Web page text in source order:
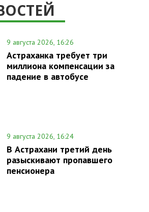
9 августа 2026, 16:26
Астраханка требует три
миллиона компенсации за
падение в автобусе
9 августа 2026, 16:24
В Астрахани третий день
разыскивают пропавшего
пенсионера